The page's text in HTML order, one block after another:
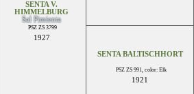
SENTA V.
HIMMELBURG
Sal Pimienta
PSZ ZS 3799
1927
SENTA BALTISCHHORT
PSZ ZS 991, color: Elk
1921